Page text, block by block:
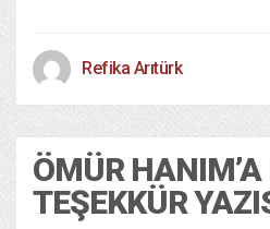
Refika Arıtürk
ÖMÜR HANIM’A
TEŞEKKÜR